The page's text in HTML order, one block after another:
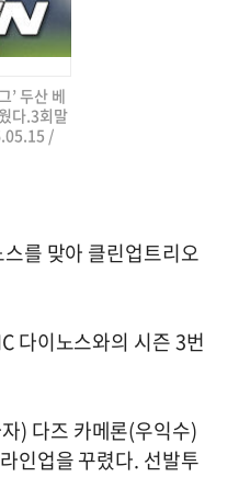
’ 두산 베
다.3회말
/
를 맞아 클린업트리오
다이노스와의 시즌 3번
) 다즈 카메론(우익수)
인업을 꾸렸다. 선발투